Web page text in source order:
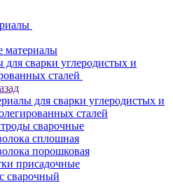
материалы
сварки углеродистых и
сталей
для сварки углеродистых и
сталей
сварочные
сплошная
порошковая
присадочные
сварочный